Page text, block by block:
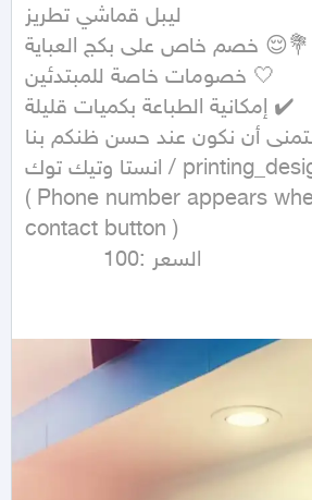
ليبل قماشي تطريز
خصم خاص على بكج العباية 😌💐
خصومات خاصة للمبتدئين 🤍
إمكانية الطباعة بكميات قليلة ✔️
أن نكون عند حسن ظنكم بنا ❤️
انستا وتيك توك / printing_designer
( Phone number appears
contact button )
            السعر :100